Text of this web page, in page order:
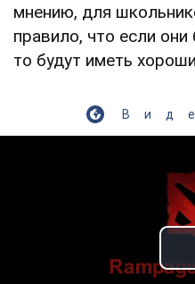
мнению, для
правило, что если
то будут иметь